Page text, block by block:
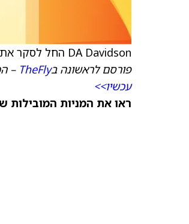
DA Davidson החל לסקר את Life360 (
פורסם לראשונה בTheFly
–
עכשיו>>
ראו את המניות המובילות